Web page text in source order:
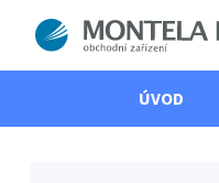
ÚVOD